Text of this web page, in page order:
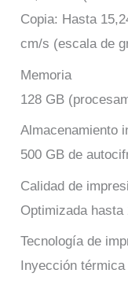
Copia: Hasta
cm/s (escala de
Memoria
128 GB
Almacenamiento
500 GB de
Calidad de
Optimizada hasta
Tecnología de
Inyección